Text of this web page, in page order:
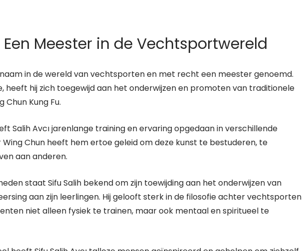
Een Meester in de Vechtsportwereld
naam in de wereld van vechtsporten en met recht een meester genoemd.
heeft hij zich toegewijd aan het onderwijzen en promoten van traditionele
Kung Fu.
Salih Avcı jarenlange training en ervaring opgedaan in verschillende
Wing Chun heeft hem ertoe geleid om deze kunst te bestuderen, te
aan anderen.
staat Sifu Salih bekend om zijn toewijding aan het onderwijzen van
aan zijn leerlingen. Hij gelooft sterk in de filosofie achter vechtsporten
niet alleen fysiek te trainen, maar ook mentaal en spiritueel te